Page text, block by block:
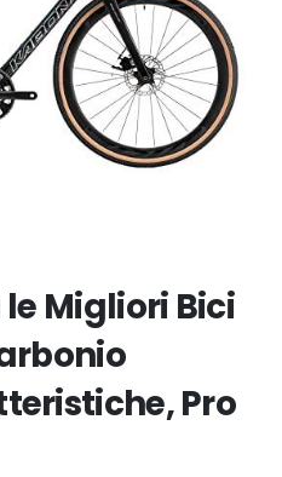
Migliori Bici
Pro